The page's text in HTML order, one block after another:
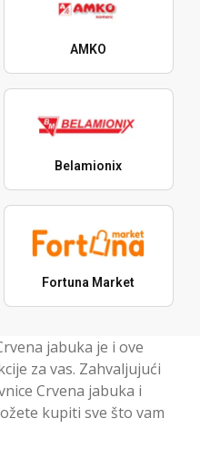
AMKO
Belamionix
Fortuna Market
jabuka je i ove
za vas. Zahvaljujući
Crvena jabuka i
kupiti sve što vam